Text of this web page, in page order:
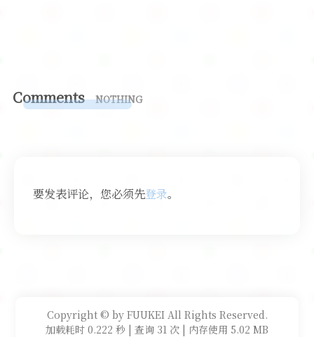
Comments NOTHING
要发表评论，您必须先登录。
Copyright © by FUUKEI All Rights Reserved.
加载耗时 0.222 秒 | 查询 31 次 | 内存使用 5.02 MB